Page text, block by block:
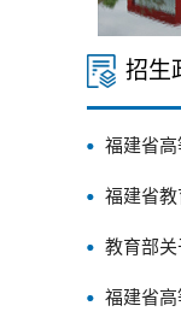
招生
福建省
福建省
教育部
福建省